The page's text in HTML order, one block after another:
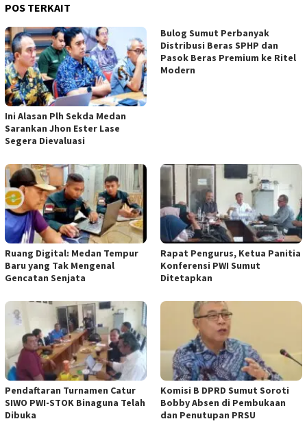
POS TERKAIT
Ini Alasan Plh Sekda Medan
Sarankan Jhon Ester Lase
Segera Dievaluasi
Bulog Sumut Perbanyak
Distribusi Beras SPHP dan
Pasok Beras Premium ke Ritel
Modern
Ruang Digital: Medan Tempur
Baru yang Tak Mengenal
Gencatan Senjata
Rapat Pengurus, Ketua Panitia
Konferensi PWI Sumut
Ditetapkan
Pendaftaran Turnamen Catur
SIWO PWI-STOK Binaguna Telah
Dibuka
Komisi B DPRD Sumut Soroti
Bobby Absen di Pembukaan
dan Penutupan PRSU